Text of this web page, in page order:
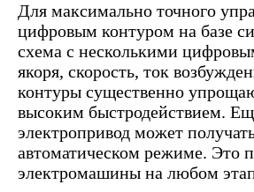
Для максимально точного
цифровым контуром на базе
схема с несколькими
якоря, скорость, ток
контуры существенно
высоким быстродействием.
электропривод может
автоматическом режиме. Это
электромашины на любом